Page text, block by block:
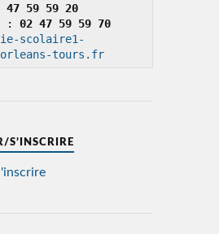
47 59 59 20
: 02 47 59 59 70
scolaire1-
orleans-tours.fr
S’INSCRIRE